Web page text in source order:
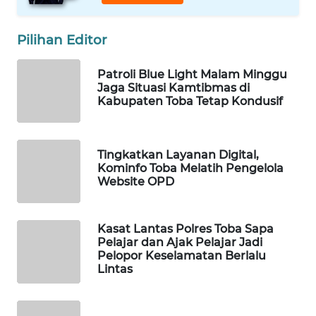
Pilihan Editor
Patroli Blue Light Malam Minggu
Jaga Situasi Kamtibmas di
Kabupaten Toba Tetap Kondusif
Tingkatkan Layanan Digital,
Kominfo Toba Melatih Pengelola
Website OPD
Kasat Lantas Polres Toba Sapa
Pelajar dan Ajak Pelajar Jadi
Pelopor Keselamatan Berlalu
Lintas
DESA
Wahana
WALINKI